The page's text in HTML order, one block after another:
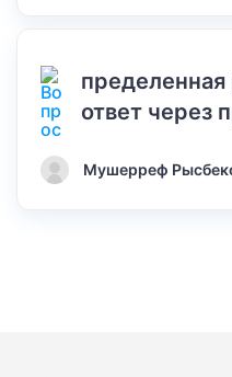
ответ через
Мушерреф